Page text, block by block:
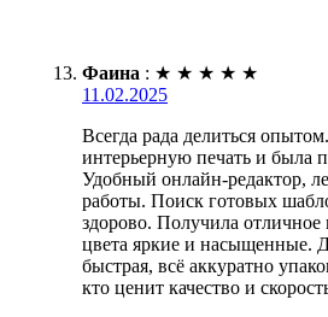
Фаина : ★ ★ ★ ★ ★
11.02.2025
Всегда рада делиться
интерьерную печать и была
Удобный онлайн-редактор,
работы. Поиск готовых
здорово. Получила отличное
цвета яркие и насыщенные.
быстрая, всё аккуратно
кто ценит качество и